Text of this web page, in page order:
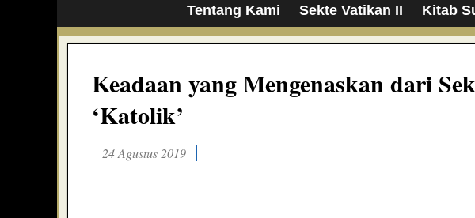
Tentang Kami Sekte Vatikan II Kitab
Keadaan yang Mengenaskan dari
‘Katolik’
24 Agustus 2019